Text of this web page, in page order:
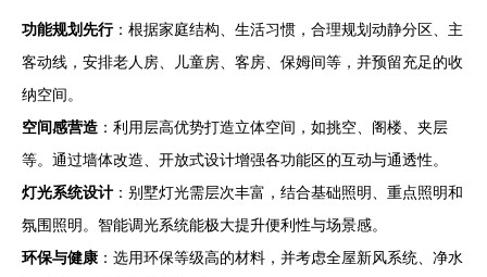
功能规划先行：根据家庭结构、生活习惯，合理规划动静分区、主
客动线，安排老人房、儿童房、客房、保姆间等，并预留充足的收
纳空间。
空间感营造 ：利用层高优势打造立体空间，如挑空、阁楼、夹层
等。通过墙体改造、开放式设计增强各功能区的互动与通透性。
灯光系统设计 ：别墅灯光需层次丰富，结合基础照明、重点照明和
氛围照明。智能调光系统能极大提升便利性与场景感。
环保与健康 ：选用环保等级高的材料，并考虑全屋新风系统、净水